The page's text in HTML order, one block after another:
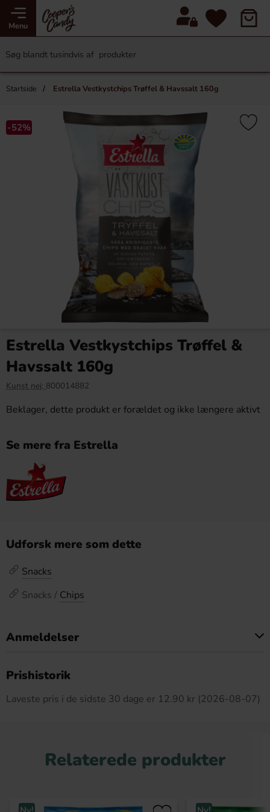
Menu
Startside Estrella Vestkystchips Trøffel & Havssalt 160g
-52%
Estrella Vestkystchips Trøffel &
Havssalt 160g
Kunst nej: 800014882
Beklager, dette produkt er forældet og ikke længere aktivt
Se mere fra Estrella
Udforsk mere som dette
Snacks
Snacks / Chips
Anmeldelser
Prishistorik
Laveste pris i de sidste 30 dage er 12.90 kr (2026-08-07)
Relaterede produkter